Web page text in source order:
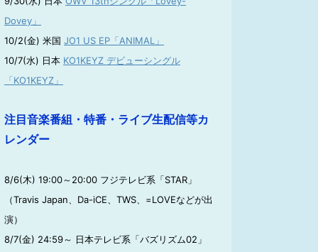
Dovey」
10/2(金) 米国 JO1 US EP「ANIMAL」
10/7(水) 日本 KO1KEYZ デビューシングル
「KO1KEYZ」
注目音楽番組・特番・ライブ生配信等カ
レンダー
8/6(木) 19:00～20:00 フジテレビ系「STAR」
（Travis Japan、Da-iCE、TWS、=LOVEなどが出
演）
8/7(金) 24:59～ 日本テレビ系「バズリズム02」